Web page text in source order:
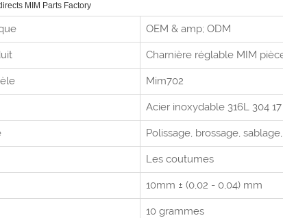
MIM Parts Factory
OEM & amp; ODM
Charnière réglable MIM
Mim702
Acier inoxydable 316L 304
Polissage, brossage,
Les coutumes
10mm ± (0,02 - 0,04) mm
10 grammes